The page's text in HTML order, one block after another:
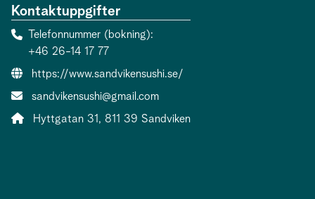
Kontaktuppgifter
Telefonnummer (bokning)
+46 26-14 17 77
Webbsida:
https://www.sandvikensushi.se/
E-post:
sandvikensushi@gmail.com
Adress:
Hyttgatan 31, 811 39 Sandviken